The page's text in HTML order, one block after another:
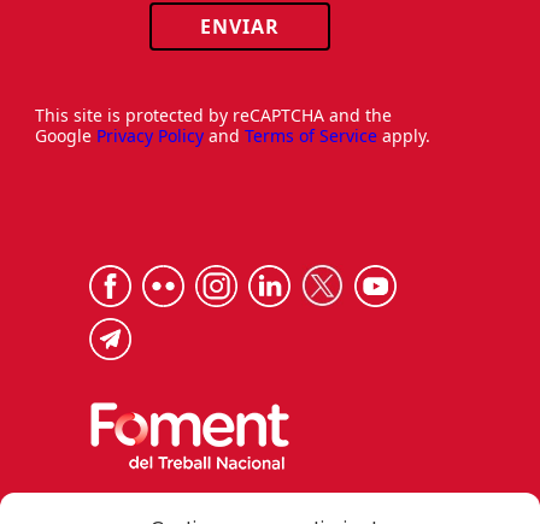
ENVIAR
This site is protected by reCAPTCHA and the
Google Privacy Policy and Terms of Service apply.